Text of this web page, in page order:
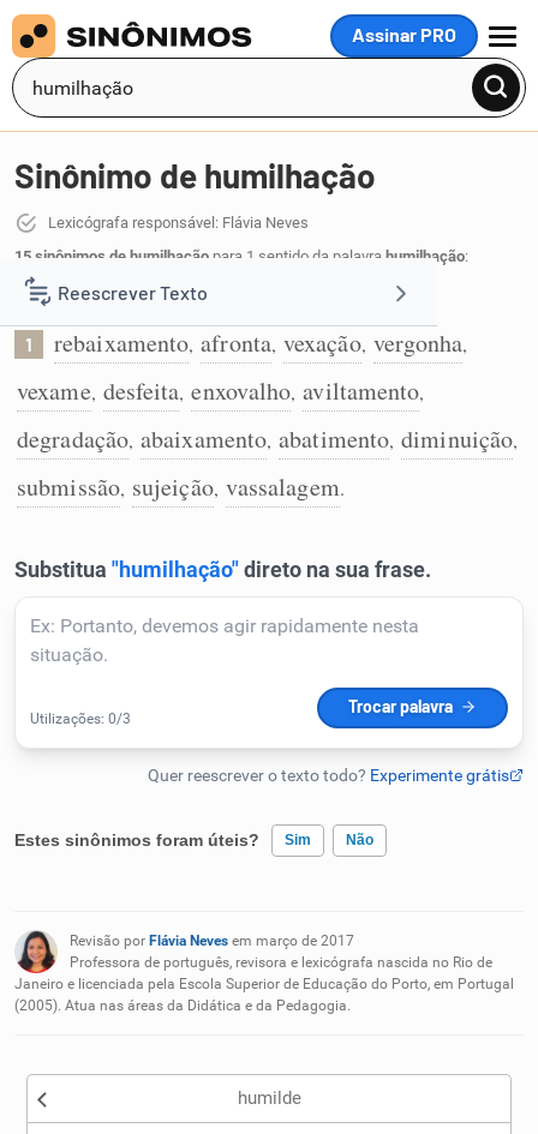
Assinar PRO
MENU
Reescrever Texto
Resumir Texto
Corrigir Texto
Detector de IA
Humanizador de IA
Caça-palavras
Dicionário
Sinônimo de humilhação
Lexicógrafa responsável: Flávia Neves
15 sinônimos de humilhação para 1 sentido da palavra humilhação:
Ato de humilhar e rebaixar moralmente:
1 rebaixamento, afronta, vexação, vergonha,
vexame, desfeita, enxovalho, aviltamento,
degradação, abaixamento, abatimento, diminuição,
submissão, sujeição, vassalagem.
Estes sinônimos foram úteis? Sim Não
Nenhum dos sinônimos apresentados me ajudou
Outro
Revisão por Flávia Neves em março de 2017
Professora de português, revisora e lexicógrafa nascida no Rio de
Janeiro e licenciada pela Escola Superior de Educação do Porto, em Portugal
(2005). Atua nas áreas da Didática e da Pedagogia.
humilde